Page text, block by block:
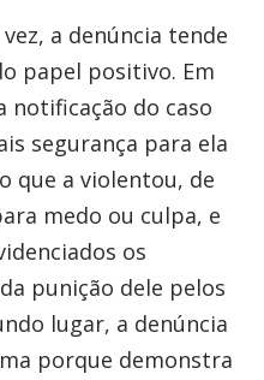
a denúncia tende
papel positivo. Em
do caso
segurança para ela
que a violentou, de
medo ou culpa, e
os
punição dele pelos
lugar, a denúncia
porque demonstra